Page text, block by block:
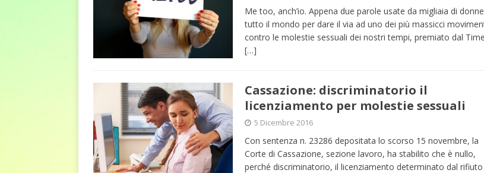
euro riguarda, non solo i premi in denaro, ma anche i benefit aziendali
[ 6 Agosto 2026 ]
Estate e caregiver: la sfida quotidiana dell’assistenza tra ferie e rinunce
DIRITTI E SOCIETÀ
Me too, anch’io. Appena due parole usate da migliaia di
tutto il mondo per dare il via ad uno dei più massicci
contro le molestie sessuali dei nostri tempi, premiato dal Time
[…]
Cassazione: discriminatorio il
licenziamento per molestie sessuali
5 Dicembre 2016
Con sentenza n. 23286 depositata lo scorso 15 novembre, la
Corte di Cassazione, sezione lavoro, ha stabilito che è nullo,
perché discriminatorio, il licenziamento determinato dal rifiuto